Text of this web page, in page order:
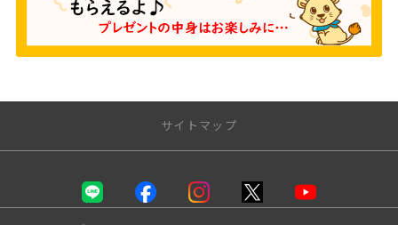
サイトマップ